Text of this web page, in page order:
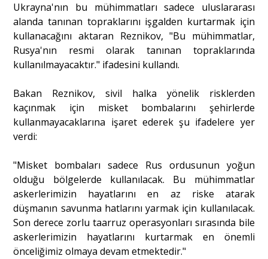
Eğitim
Dosya Haber
Ankara Analiz
Ukrayna'nın bu mühimmatları sadece uluslararası
alanda tanınan topraklarını işgalden kurtarmak için
kullanacağını aktaran Reznikov, "Bu mühimmatlar,
Rusya'nın resmi olarak tanınan topraklarında
kullanılmayacaktır." ifadesini kullandı.
Bakan Reznikov, sivil halka yönelik risklerden
kaçınmak için misket bombalarını şehirlerde
kullanmayacaklarına işaret ederek şu ifadelere yer
verdi:
"Misket bombaları sadece Rus ordusunun yoğun
olduğu bölgelerde kullanılacak. Bu mühimmatlar
askerlerimizin hayatlarını en az riske atarak
düşmanın savunma hatlarını yarmak için kullanılacak.
Son derece zorlu taarruz operasyonları sırasında bile
askerlerimizin hayatlarını kurtarmak en önemli
önceliğimiz olmaya devam etmektedir."